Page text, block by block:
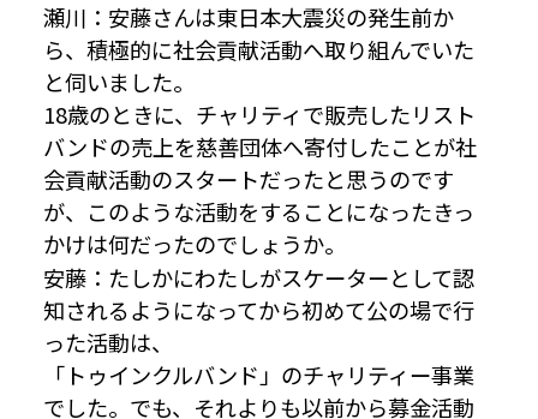
瀬川：安藤さんは東日本大震災の発生前か
ら、積極的に社会貢献活動へ取り組んでいた
と伺いました。
18歳のときに、チャリティで販売したリスト
バンドの売上を慈善団体へ寄付したことが社
会貢献活動のスタートだったと思うのです
が、このような活動をすることになったきっ
かけは何だったのでしょうか。
安藤：たしかにわたしがスケーターとして認
知されるようになってから初めて公の場で行
った活動は、
「トゥインクルバンド」のチャリティー事業
でした。でも、それよりも以前から募金活動